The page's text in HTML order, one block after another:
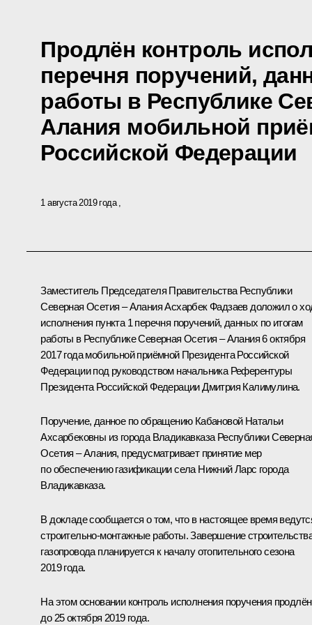
Продлён контроль
перечня поручений,
работы в Республике
Алания мобильной
Российской Федерации
1 августа 2019 года
Заместитель Председателя Правительства Республики
Северная Осетия – Алания Асхарбек Фадзаев доложил о
исполнения пункта 1 перечня поручений, данных по итогам
работы в Республике Северная Осетия – Алания 6 октября
2017 года мобильной приёмной Президента Российской
Федерации под руководством начальника Референтуры
Президента Российской Федерации Дмитрия Калимулина.
Поручение, данное по обращению Кабановой Натальи
Ахсарбековны из города Владикавказа Республики
Осетия – Алания, предусматривает принятие мер
по обеспечению газификации села Нижний Ларс города
Владикавказа.
В докладе сообщается о том, что в настоящее время
строительно-монтажные работы. Завершение
газопровода планируется к началу отопительного сезона
2019 года.
На этом основании контроль исполнения поручения продлён
до 25 октября 2019 года.